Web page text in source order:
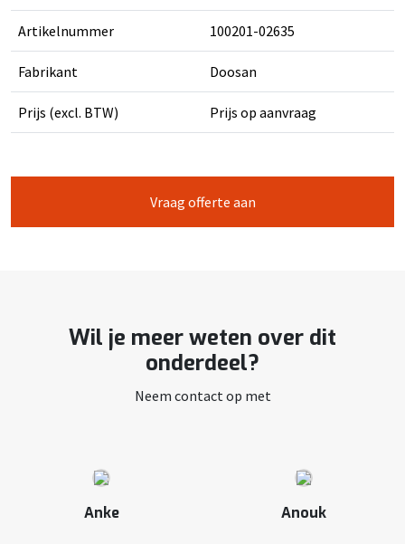
Artikelnummer 100201-02635
Fabrikant Doosan
Prijs (excl. BTW) Prijs op aanvraag
Vraag offerte aan
Wil je meer weten over dit
onderdeel?
Neem contact op met
Anke Anouk